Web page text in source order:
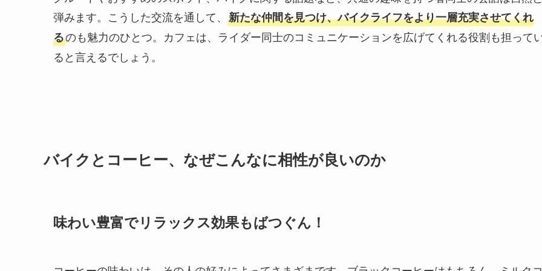
弾みます。こうした交流を通して、 新たな仲間を見つけ、バイクライフをより一層充実させてくれ
るのも魅力のひとつ。カフェは、ライダー同士のコミュニケーションを広げてくれる役割も担って
ると言えるでしょう。
バイクとコーヒー、なぜこんなに相性が良いのか
味わい豊富でリラックス効果もばつぐん！